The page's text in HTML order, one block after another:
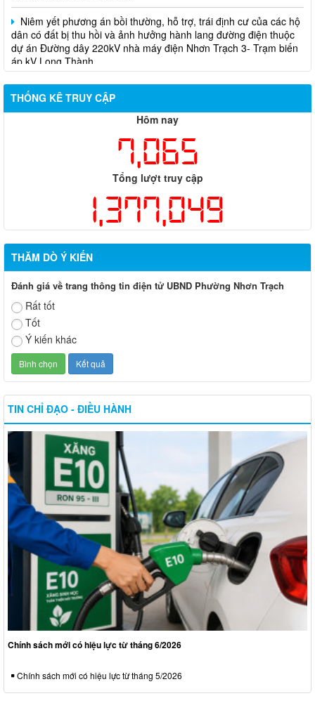
Niêm yết phương án bồi thường, hỗ trợ, trái định cư của các hộ
dân có đất bị thu hồi và ảnh hưởng hành lang đường điện thuộc
dự án Đường dây 220kV nhà máy điện Nhơn Trạch 3- Trạm biến
áp kV Long Thành
Biên bản về việc niêm yết phương án bồi thường, hỗ trợ, tái
định cư của các hộ dân có đất bị thu hồi thuộc dự án nâng cấp
đường 25B cũ đoạn từ Trung tâm huyện Nhơn Trạch ra Quốc lộ
51, huyện Long Thành và huyện Nhơn Trạch
THỐNG KÊ TRUY CẬP
Hôm nay
7,065
Tổng lượt truy cập
1,377,049
THĂM DÒ Ý KIẾN
Đánh giá về trang thông tin điện tử UBND Phường Nhơn Trạch
Rất tốt
Tốt
Ý kiến khác
TIN CHỈ ĐẠO - ĐIỀU HÀNH
Chính sách mới có hiệu lực từ tháng 6/2026
Chính sách mới có hiệu lực từ tháng 5/2026